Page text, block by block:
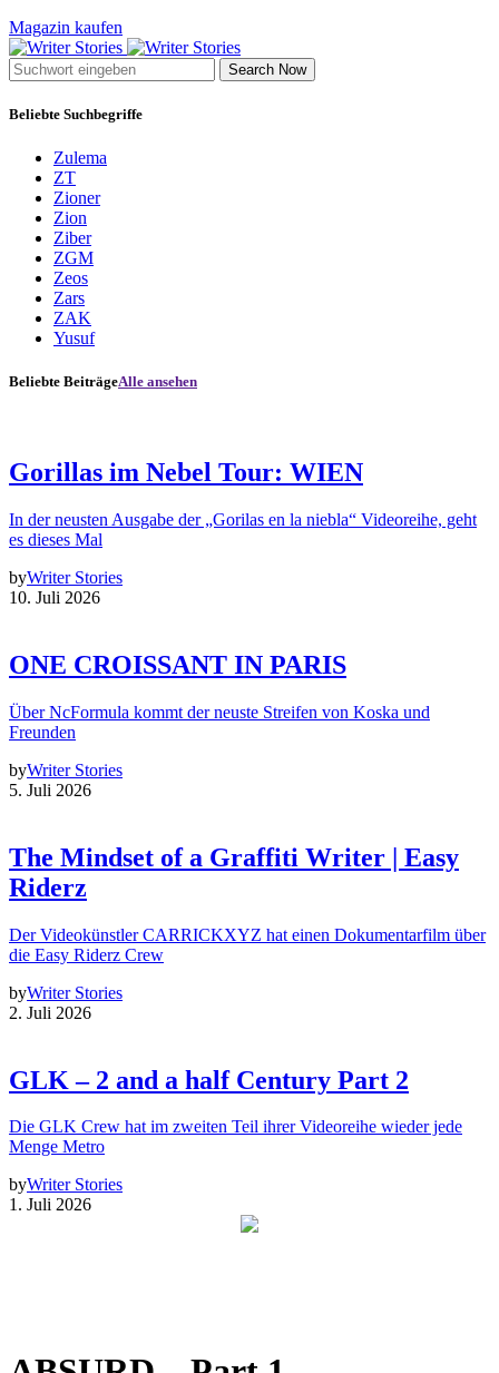
Magazin kaufen
Search Now
Beliebte Suchbegriffe
Zulema
ZT
Zioner
Zion
Ziber
ZGM
Zeos
Zars
ZAK
Yusuf
Beliebte BeiträgeAlle ansehen
Gorillas im Nebel Tour: WIEN
In der neusten Ausgabe der „Gorilas en la niebla“ Videoreihe, geht
es dieses Mal
byWriter Stories
10. Juli 2026
ONE CROISSANT IN PARIS
Über NcFormula kommt der neuste Streifen von Koska und
Freunden
byWriter Stories
5. Juli 2026
The Mindset of a Graffiti Writer | Easy
Riderz
Der Videokünstler CARRICKXYZ hat einen Dokumentarfilm über
die Easy Riderz Crew
byWriter Stories
2. Juli 2026
GLK – 2 and a half Century Part 2
Die GLK Crew hat im zweiten Teil ihrer Videoreihe wieder jede
Menge Metro
byWriter Stories
1. Juli 2026